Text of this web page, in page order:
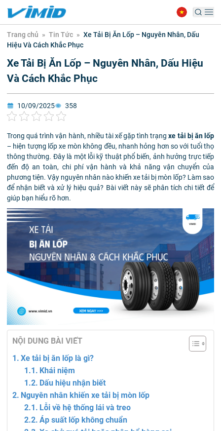
Trang chủ » Tin Tức » Xe Tải Bị Ăn Lốp – Nguyên Nhân, Dấu
Hiệu Và Cách Khắc Phục
Xe Tải Bị Ăn Lốp – Nguyên Nhân, Dấu Hiệu
Và Cách Khắc Phục
10/09/2025 358
Trong quá trình vận hành, nhiều tài xế gặp tình trạngxe tải bị ăn lốp
– hiện tượng lốp xe mòn không đều, nhanh hỏng hơn so với tuổi thọ
thông thường. Đây là một lỗi kỹ thuật phổ biến, ảnh hưởng trực tiếp
đến độ an toàn, chi phí vận hành và khả năng vận chuyển của
phương tiện. Vậy nguyên nhân nào khiến xe tải bị mòn lốp? Làm sao
để nhận biết và xử lý hiệu quả? Bài viết này sẽ phân tích chi tiết để
giúp bạn hiểu rõ hơn.
NỘI DUNG BÀI VIẾT
Xe tải bị ăn lốp là gì?
Khái niệm
Dấu hiệu nhận biết
Nguyên nhân khiến xe tải bị mòn lốp
Lỗi về hệ thống lái và treo
Áp suất lốp không chuẩn